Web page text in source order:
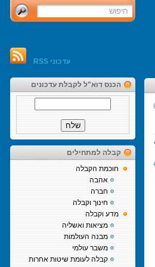
עדכוני RSS
הכנס דוא"ל לקבלת עדכונים
קבלה למתחילים
חוכמת הקבלה
אהבה
חברה
חינוך וקבלה
מדע וקבלה
מציאות ואשליה
מבנה העולמות
משבר עולמי
קבלה לעומת שיטות אחרות